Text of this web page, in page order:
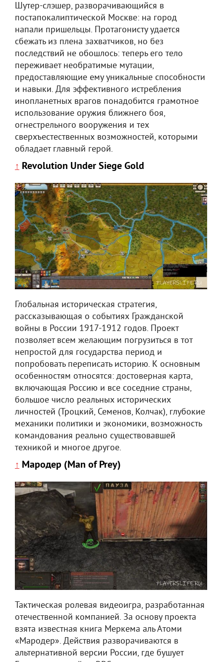
Шутер-слэшер, разворачивающийся в
постапокалиптической Москве: на город
напали пришельцы. Протагонисту удается
сбежать из плена захватчиков, но без
последствий не обошлось: теперь его тело
переживает необратимые мутации,
предоставляющие ему уникальные способности
и навыки. Для эффективного истребления
инопланетных врагов понадобится грамотное
использование оружия ближнего боя,
огнестрельного вооружения и тех
сверхъестественных возможностей, которыми
обладает главный герой.
↑ Revolution Under Siege Gold
Глобальная историческая стратегия,
рассказывающая о событиях Гражданской
войны в России 1917-1912 годов. Проект
позволяет всем желающим погрузиться в тот
непростой для государства период и
попробовать переписать историю. К основным
особенностям относятся: достоверная карта,
включающая Россию и все соседние страны,
большое число реальных исторических
личностей (Троцкий, Семенов, Колчак), глубокие
механики политики и экономики, возможность
командования реально существовавшей
техникой и многое другое.
↑ Мародер (Man of Prey)
Тактическая ролевая видеоигра, разработанная
отечественной компанией. За основу проекта
взята известная книга Меркема аль Атоми
«Мародер». Действия разворачиваются в
альтернативной версии России, где бушует